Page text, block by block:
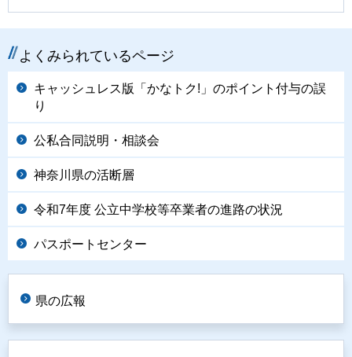
よくみられているページ
キャッシュレス版「かなトク!」のポイント付与の誤
り
公私合同説明・相談会
神奈川県の活断層
令和7年度 公立中学校等卒業者の進路の状況
パスポートセンター
県の広報